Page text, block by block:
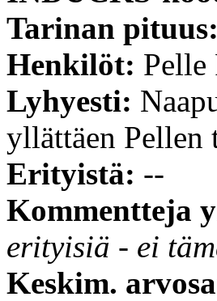
Tarinan pituus:
Henkilöt: Pelle
Lyhyesti:
yllättäen Pellen
Erityistä: --
Kommentteja
erityisiä - ei
Keskim.